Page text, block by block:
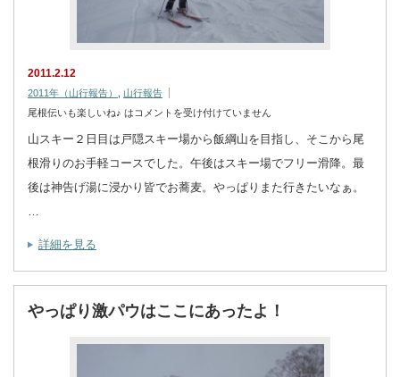
2011.2.12
2011年（山行報告）
山行報告
尾根伝いも楽しいね♪ は コメントを受け付けていません
山スキー２日目は戸隠スキー場から飯綱山を目指し、そこから尾
根滑りのお手軽コースでした。午後はスキー場でフリー滑降。最
後は神告げ湯に浸かり皆でお蕎麦。やっぱりまた行きたいなぁ。
…
詳細を見る
やっぱり激パウはここにあったよ！